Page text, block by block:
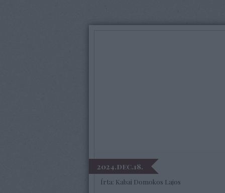
2024.dec.18.
Írta: Kabai Domokos Lajos